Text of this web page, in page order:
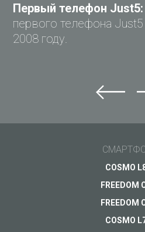
Не можете найти ответ?
Первый телефон Just5:
первого телефона
2008 году.
COSMO
FREEDOM
FREEDOM
COSMO